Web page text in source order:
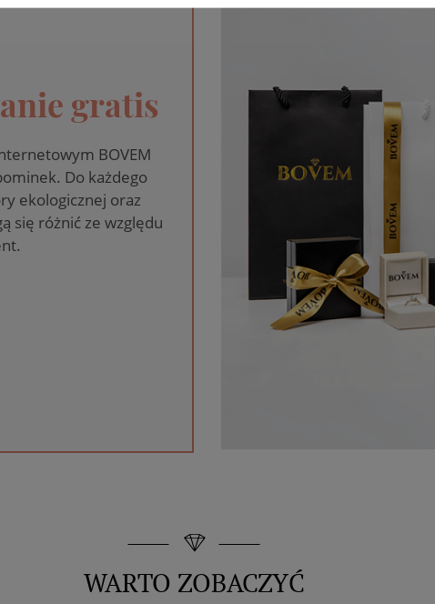
gratis
BOVEM
Do każdego
ekologicznej oraz
się różnić ze względu
WARTO ZOBACZYĆ